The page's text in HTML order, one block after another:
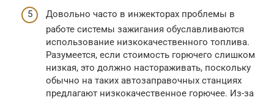
Довольно часто в инжекторах проблемы в
работе системы зажигания обуславливаются
использование низкокачественного топлива.
Разумеется, если стоимость горючего слишком
низкая, это должно настораживать, поскольку
обычно на таких автозаправочных станциях
предлагают низкокачественное горючее. Из-за